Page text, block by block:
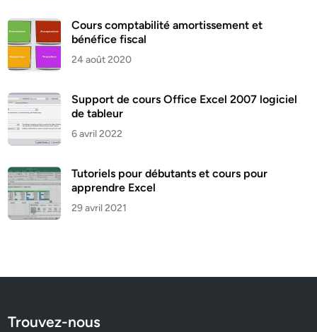
Cours comptabilité amortissement et
bénéfice fiscal
24 août 2020
Support de cours Office Excel 2007 logiciel
de tableur
6 avril 2022
Tutoriels pour débutants et cours pour
apprendre Excel
29 avril 2021
Trouvez-nous